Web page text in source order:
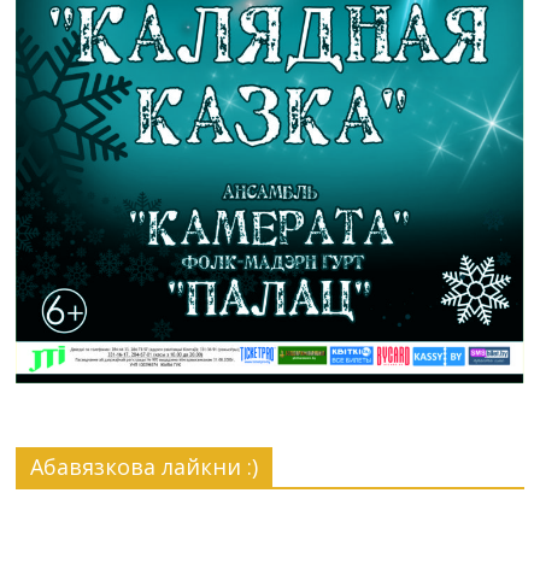
Абавязкова лайкни :)